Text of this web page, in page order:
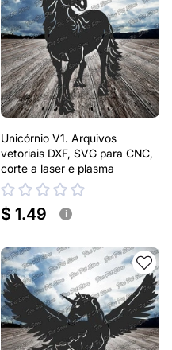
Unicórnio V1. Arquivos
vetoriais DXF, SVG para CNC,
corte a laser e plasma
$ 1.49 i